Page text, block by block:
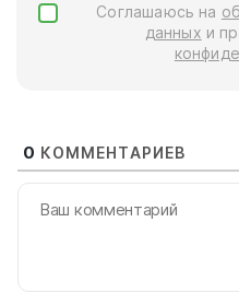
Соглашаюсь на
данных и
0 КОММЕНТАРИЕВ